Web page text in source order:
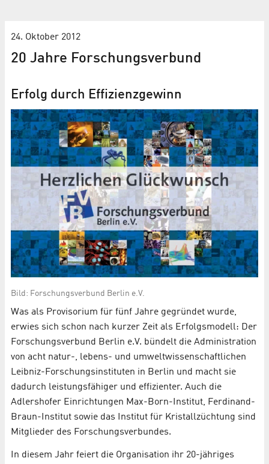
24. Oktober 2012
20 Jahre Forschungsverbund
Erfolg durch Effizienzgewinn
Bild: Forschungsverbund Berlin e.V.
Was als Provisorium für fünf Jahre gegründet wurde,
erwies sich schon nach kurzer Zeit als Erfolgsmodell: Der
Forschungsverbund Berlin e.V. bündelt die Administration
von acht natur-, lebens- und umweltwissenschaftlichen
Leibniz-Forschungsinstituten in Berlin und macht sie
dadurch leistungsfähiger und effizienter. Auch die
Adlershofer Einrichtungen Max-Born-Institut, Ferdinand-
Braun-Institut sowie das Institut für Kristallzüchtung sind
Mitglieder des Forschungsverbundes.
In diesem Jahr feiert die Organisation ihr 20-jähriges